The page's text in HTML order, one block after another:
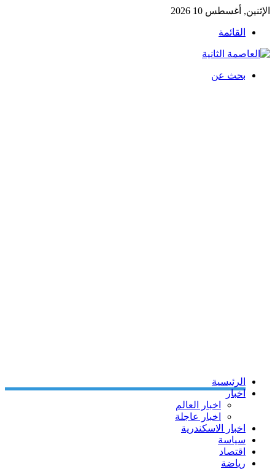
الإثنين, أغسطس 10 2026
القائمة
بحث عن
الرئيسية
اخبار
اخبار العالم
اخبار عاجلة
اخبار الاسكندرية
سياسة
اقتصاد
رياضة